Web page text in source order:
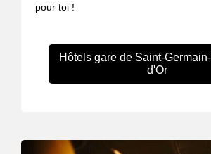
pour toi !
Hôtels gare de Saint-
d'Or